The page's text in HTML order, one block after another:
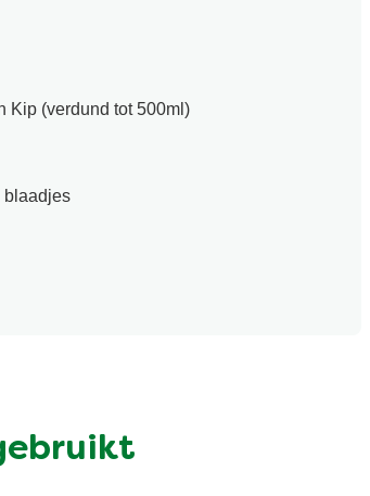
Kip (verdund tot 500ml)
blaadjes